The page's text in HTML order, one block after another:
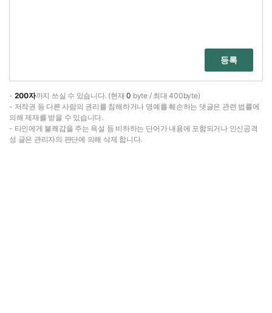
등록
- 200자까지 쓰실 수 있습니다. (현재0 byte / 최대 400byte)
- 저작권 등 다른 사람의 권리를 침해하거나 명예를 훼손하는 댓글은 관련 법률에
의해 제재를 받을 수 있습니다.
- 타인에게 불쾌감을 주는 욕설 등 비하하는 단어가 내용에 포함되거나 인신공격
성 글은 관리자의 판단에 의해 삭제 합니다.